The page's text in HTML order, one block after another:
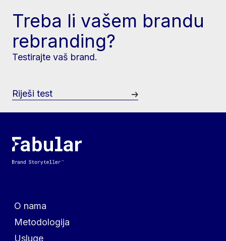
Treba li vašem brandu
rebranding?
Testirajte vaš brand.
Riješi test
O nama
Metodologija
Usluge